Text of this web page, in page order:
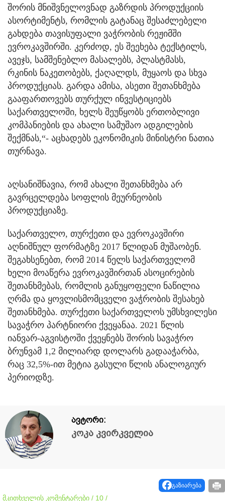
შორის მნიშვნელოვნად გაზრდის პროდუქციის
ასორტიმენტს, რომლის გატანაც შესაძლებელი
გახდება თავისუფალი ვაჭრობის რეჟიმში
ევროკავშირში. კერძოდ, ეს შეეხება ტექსტილს,
ავეჯს, სამშენებლო მასალებს, პლასტმასს,
რკინის ნაკეთობებს, ქაღალდს, მუყაოს და სხვა
პროდუქციას. გარდა ამისა, ასეთი შეთანხმება
გააფართოვებს თურქულ ინვესტიციებს
საქართველოში, ხელს შეუწყობს ერთობლივი
კომპანიების და ახალი სამუშაო ადგილების
შექმნას,“- აცხადებს ეკონომიკის მინისტრი ნათია
თურნავა.
აღსანიშნავია, რომ ახალი შეთანხმება არ
გავრცელდება სოფლის მეურნეობის
პროდუქციაზე.
საქართველო, თურქეთი და ევროკავშირი
აღნიშნულ ფორმატზე 2017 წლიდან მუშაობენ.
შეგახსენებთ, რომ 2014 წელს საქართველომ
ხელი მოაწერა ევროკავშირთან ასოცირების
შეთანხმებას, რომლის განუყოფელი ნაწილია
ღრმა და ყოვლისმომცველი ვაჭრობის შესახებ
შეთანხმება. თურქეთი საქართველოს უმსხვილესი
სავაჭრო პარტნიორი ქვეყანაა. 2021 წლის
იანვარ-აგვისტოში ქვეყნებს შორის სავაჭრო
ბრუნვამ 1,2 მილიარდ დოლარს გადააჭარბა,
რაც 32,5%-ით მეტია გასული წლის ანალოგიურ
პერიოდზე.
ავტორი:
კოკა კვირკველია
გაზიარება
მკითხველის კომენტარები / 10 /